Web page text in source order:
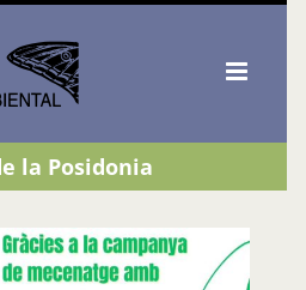
la Posidonia